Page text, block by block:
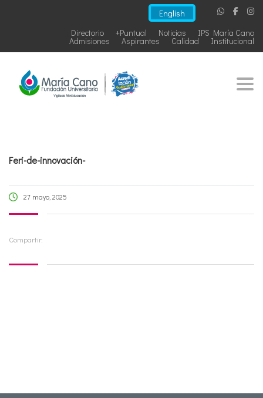
English
IPS María Cano
Noticias
+Puntual
Directorio
Institucional
Calidad
Aspirantes
Admisiones
Feri-de-innovación-
27 mayo, 2025
Compartir: